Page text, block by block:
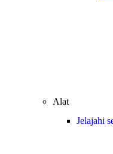
Alat
Jelajahi